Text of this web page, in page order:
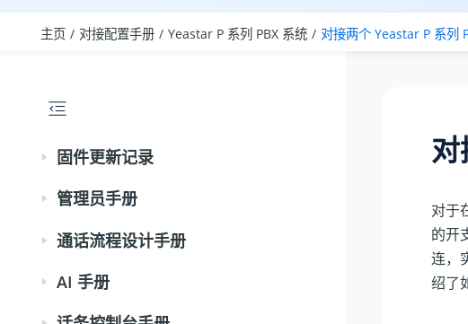
主页 对接配置手册 Yeastar P 系列 PBX 系统 对接两个 Yeastar P 系列
固件更新记录
管理员手册
通话流程设计手册
AI 手册
对于
的开
连，
绍了